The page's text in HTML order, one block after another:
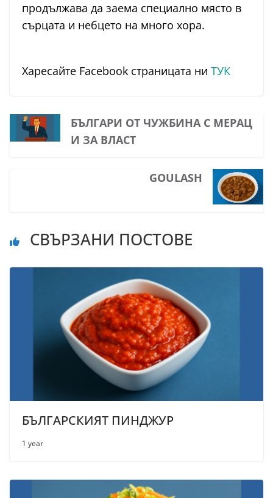
продължава да заема специално място в
сърцата и небцето на много хора.
Харесайте Facebook страницата ни ТУК
БЪЛГАРИ ОТ ЧУЖБИНА С МЕРАЦ
И ЗА ВЛАСТ
GOULASH
СВЪРЗАНИ ПОСТОВЕ
БЪЛГАРСКИЯТ ПИНДЖУР
1 year